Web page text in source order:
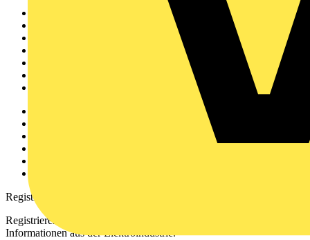
Registrierung
Registrieren Sie sich kostenlos und erhalten Sie stets aktuelle
Informationen aus der Elektroindustrie.